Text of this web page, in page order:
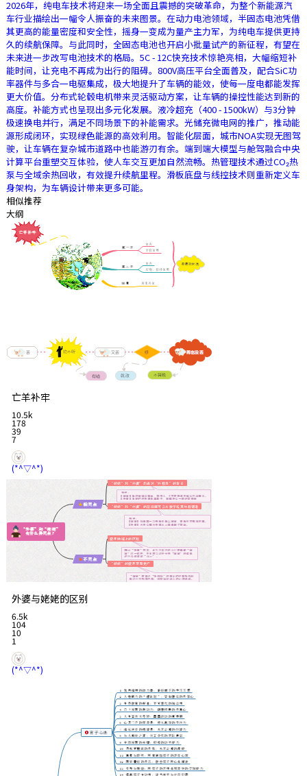
2026年，纯电车技术将迎来一场全面且震撼的突破革命，为整个新能源汽
车行业描绘出一幅令人振奋的未来图景。在动力电池领域，半固态电池凭借
其更高的能量密度和安全性，摇身一变成为量产主力军，为纯电车提供更持
久的续航保障。与此同时，全固态电池也开启小批量试产的新征程，有望在
未来进一步改写电池技术的格局。5C - 12C快充技术惊艳亮相，大幅缩短补
能时间，让充电不再成为出行的阻碍。800V高压平台全面普及，配合SiC功
率器件与多合一电驱集成，极大地提升了车辆的能效，使每一度电都能发挥
更大价值。分布式轮毂电机带来灵活驱动方案，让车辆的操控性能达到新的
高度。补能方式也呈现出多元化发展。液冷超充（400 - 1500kW）与3分钟
极速换电并行，满足不同场景下的补能需求。光储充微电网的推广，推动能
源形成闭环，实现绿色能源的高效利用。智能化层面，城市NOA实现无图驾
驶，让车辆在复杂城市道路中也能游刃有余。端到端大模型与舱驾融合中央
计算平台重塑交互体验，使人车交互更加自然流畅。热管理技术通过CO₂热
泵与全域余热回收，有效提升续航里程。滑板底盘与线控技术则重新定义车
身架构，为车辆设计带来更多可能。
相似推荐
大纲
亡羊补牢
10.5k
178
39
7
(*^▽^*)
外婆与姥姥的区别
6.5k
104
10
1
(*^▽^*)